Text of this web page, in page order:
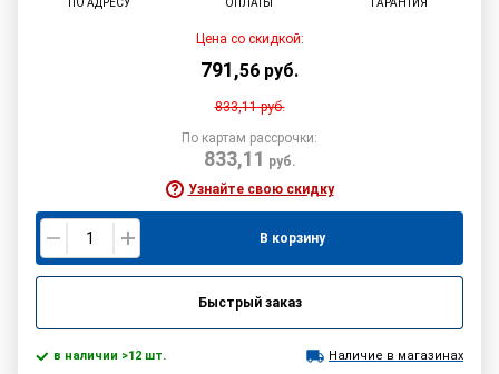
ПО АДРЕСУ
ОПЛАТЫ
ГАРАНТИЯ
Цена со скидкой:
791,56 руб.
833,11руб.
По картам рассрочки:
833,11 руб.
Узнайте свою скидку
В корзину
Быстрый заказ
в наличии >12 шт. Наличие в магазинах